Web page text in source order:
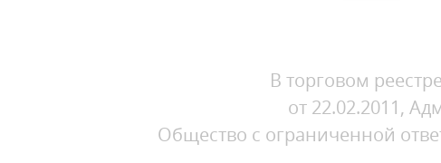
В торговом
от 22.02.2011,
Общество с ограниченной